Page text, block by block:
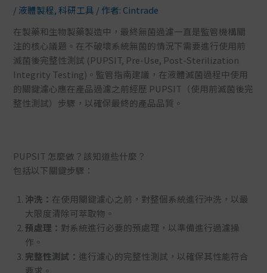
/液體製程,科研工具 / 作者: Cintrade
在製藥和生物製藥製造中，最終無菌過濾一直是監管機構關
注的核心議題。在不破壞系統無菌的情況下需要進行使用前
滅菌後完整性測試 (PUPSIT, Pre-Use, Post-Sterilization
Integrity Testing)。監管指南建議，在液體滅菌過程中使用
的關鍵濾心應在產品過濾之前經歷 PUPSIT（使用前滅菌後完
整性測試）步驟，以確保最終的產品品質。
PUPSIT 怎麼做？該知道些什麼？
包括以下關鍵步驟：
沖洗： 在使用關鍵濾心之前，對整個系統進行沖洗，以最
大限度清除可萃取物。
預處理： 對系統進行必要的預處理，以準備進行過濾操
作。
完整性測試： 進行濾心的完整性測試，以確保其性能符合
要求。